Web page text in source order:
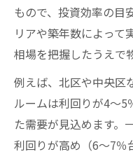
もので、投資効率の目
リアや築年数によって
相場を把握したうえで
例えば、北区や中央区
ルームは利回りが4〜
た需要が見込めます。
利回りが高め（6〜7％